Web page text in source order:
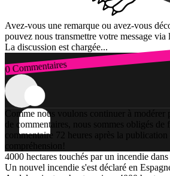
Avez-vous une remarque ou avez-vous
pouvez nous transmettre votre message via
La discussion est chargée...
0 Commentaires
Connexion
Comme nous voulons continuer à modérer
de commentaires, nous sommes obligés de
commentaire 72 heures après la
compréhension!
4000 hectares touchés par un incendie
Un nouvel incendie s'est déclaré en